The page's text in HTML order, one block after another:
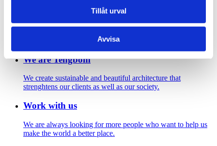
Tillåt urval
Avvisa
we look forward to hearing from you.
We are Tengbom
We create sustainable and beautiful architecture that
strenghtens our clients as well as our society.
Work with us
We are always looking for more people who want to help us
make the world a better place.